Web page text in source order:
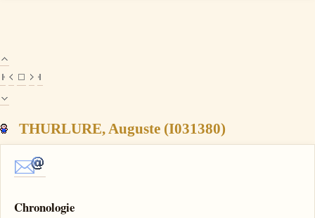
THURLURE, Auguste (I031380)
Chronologie